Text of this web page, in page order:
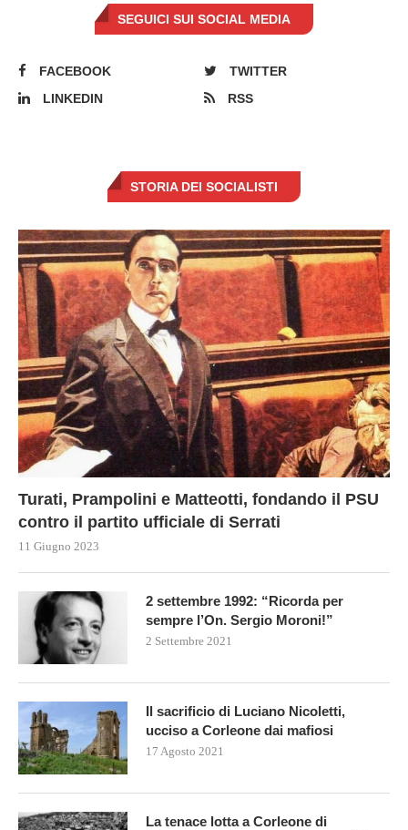
SEGUICI SUI SOCIAL MEDIA
FACEBOOK
TWITTER
LINKEDIN
RSS
STORIA DEI SOCIALISTI
Turati, Prampolini e Matteotti, fondando il PSU
contro il partito ufficiale di Serrati
11 Giugno 2023
2 settembre 1992: “Ricorda per
sempre l’On. Sergio Moroni!”
2 Settembre 2021
Il sacrificio di Luciano Nicoletti,
ucciso a Corleone dai mafiosi
17 Agosto 2021
La tenace lotta a Corleone di